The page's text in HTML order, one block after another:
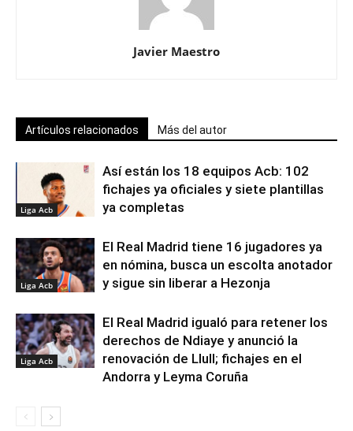
Javier Maestro
Artículos relacionados Más del autor
Liga Acb
Así están los 18 equipos Acb: 102
fichajes ya oficiales y siete plantillas
ya completas
Liga Acb
El Real Madrid tiene 16 jugadores ya
en nómina, busca un escolta anotador
y sigue sin liberar a Hezonja
Liga Acb
El Real Madrid igualó para retener los
derechos de Ndiaye y anunció la
renovación de Llull; fichajes en el
Andorra y Leyma Coruña